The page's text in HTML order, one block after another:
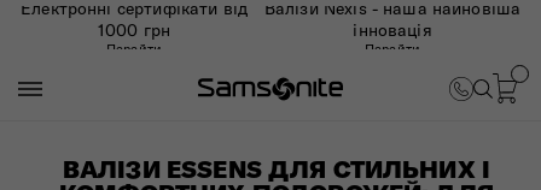
Електронні сертифікати від
1000 грн
Перейти
Валізи Nexis - наша найновіша
інновація
Перейти
ВАЛІЗИ ESSENS ДЛЯ СТИЛЬНИХ І